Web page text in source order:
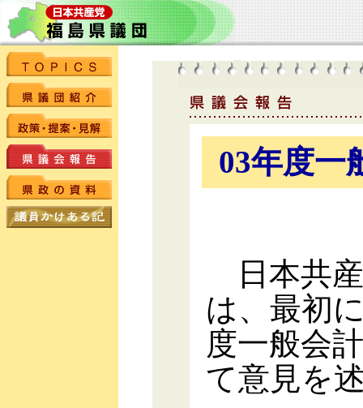
03年度一
日本共
は、最初
度一般会
て意見を